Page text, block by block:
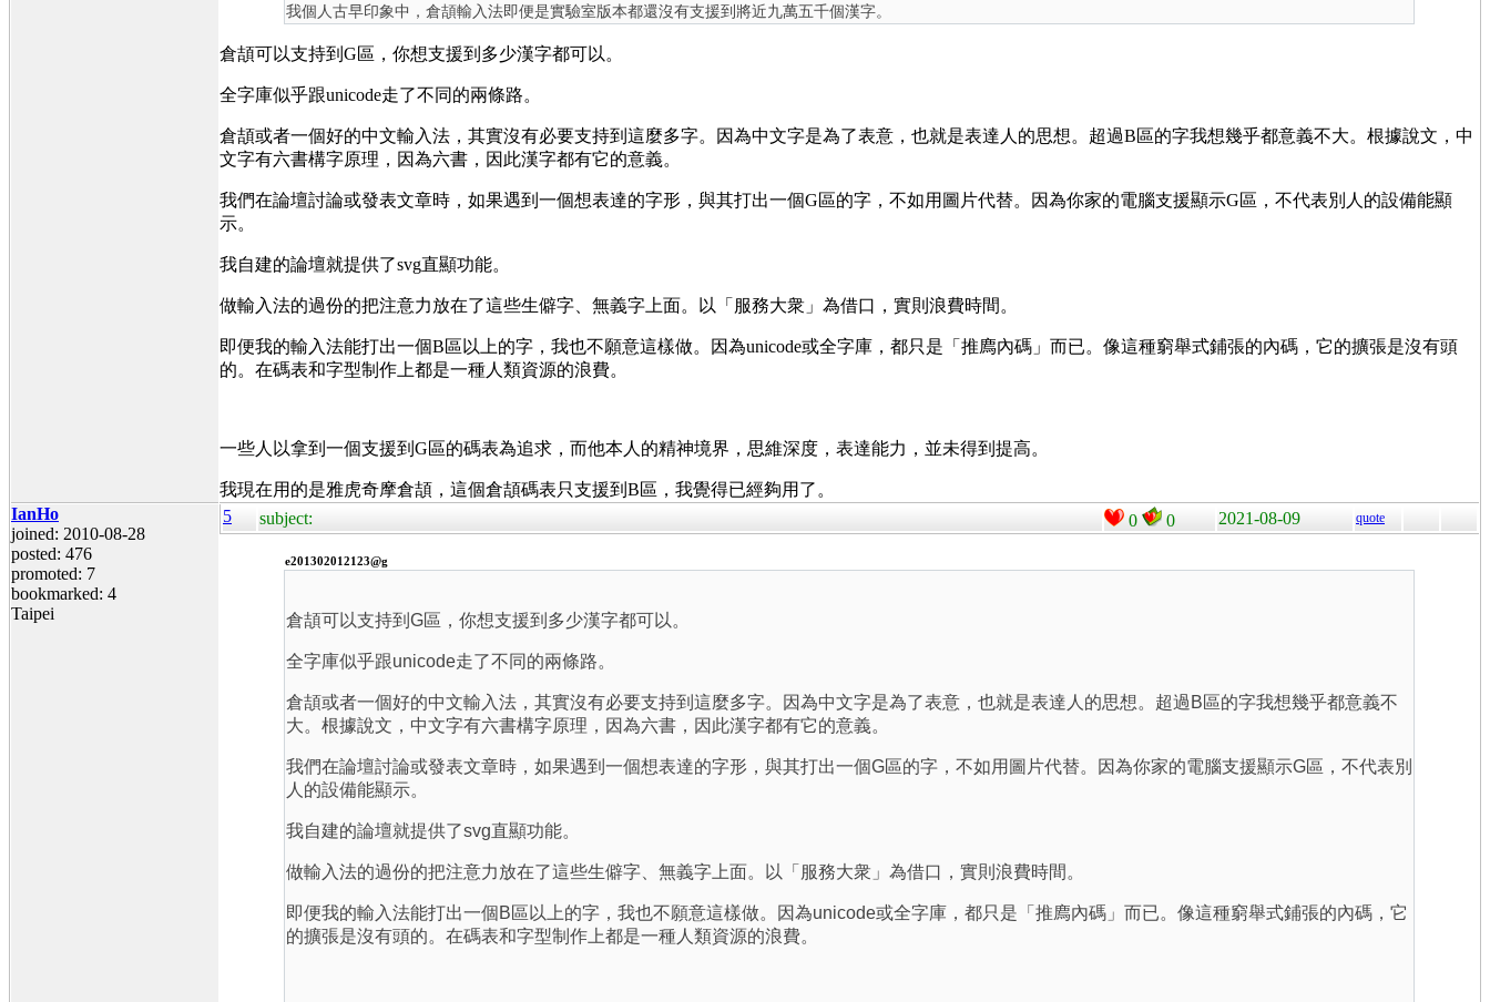
我個人古早印象中，倉頡輸入法即便是實驗室版本都還沒有支援到將近九萬五千個漢字。
倉頡可以支持到G區，你想支援到多少漢字都可以。
全字庫似乎跟unicode走了不同的兩條路。
倉頡或者一個好的中文輸入法，其實沒有必要支持到這麼多字。因為中文字是為了表意，也就是表達人的思想。超過B區的字我想幾乎都意義不大。根據說文，中
文字有六書構字原理，因為六書，因此漢字都有它的意義。
我們在論壇討論或發表文章時，如果遇到一個想表達的字形，與其打出一個G區的字，不如用圖片代替。因為你家的電腦支援顯示G區，不代表別人的設備能顯
示。
我自建的論壇就提供了svg直顯功能。
做輸入法的過份的把注意力放在了這些生僻字、無義字上面。以「服務大衆」為借口，實則浪費時間。
即便我的輸入法能打出一個B區以上的字，我也不願意這樣做。因為unicode或全字庫，都只是「推廌內碼」而已。像這種窮舉式鋪張的內碼，它的擴張是沒有頭
的。在碼表和字型制作上都是一種人類資源的浪費。
一些人以拿到一個支援到G區的碼表為追求，而他本人的精神境界，思維深度，表達能力，並未得到提高。
我現在用的是雅虎奇摩倉頡，這個倉頡碼表只支援到B區，我覺得已經夠用了。
IanHo
joined: 2010-08-28
posted: 476
promoted: 7
bookmarked: 4
Taipei
5 subject: 0 0 2021-08-09 quote
e201302012123@g
倉頡可以支持到G區，你想支援到多少漢字都可以。
全字庫似乎跟unicode走了不同的兩條路。
倉頡或者一個好的中文輸入法，其實沒有必要支持到這麼多字。因為中文字是為了表意，也就是表達人的思想。超過B區的字我想幾乎都意義不
大。根據說文，中文字有六書構字原理，因為六書，因此漢字都有它的意義。
我們在論壇討論或發表文章時，如果遇到一個想表達的字形，與其打出一個G區的字，不如用圖片代替。因為你家的電腦支援顯示G區，不代表別
人的設備能顯示。
我自建的論壇就提供了svg直顯功能。
做輸入法的過份的把注意力放在了這些生僻字、無義字上面。以「服務大衆」為借口，實則浪費時間。
即便我的輸入法能打出一個B區以上的字，我也不願意這樣做。因為unicode或全字庫，都只是「推廌內碼」而已。像這種窮舉式鋪張的內碼，它
的擴張是沒有頭的。在碼表和字型制作上都是一種人類資源的浪費。